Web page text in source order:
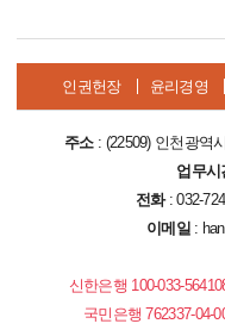
인권헌장 윤리경영
주소: (22509) 인천광역
업무시
전화: 032-
이메일 :
신한은행 100-033-
국민은행 762337-04-